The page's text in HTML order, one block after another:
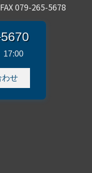
FAX 079-265-5678
17:00
わせ